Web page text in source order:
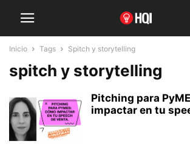
Inicio Tags Spitch y storytelling
spitch y storytelling
Pitching para
impactar en tu